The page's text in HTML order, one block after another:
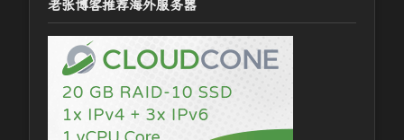
老张博客推荐海外服务器